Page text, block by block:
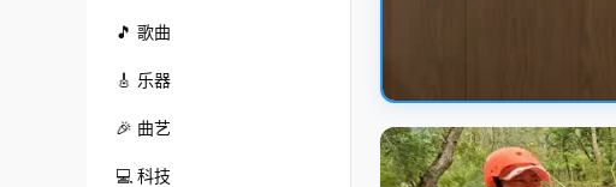
🎵 歌曲
🎸 乐器
🎉 曲艺
💻 科技